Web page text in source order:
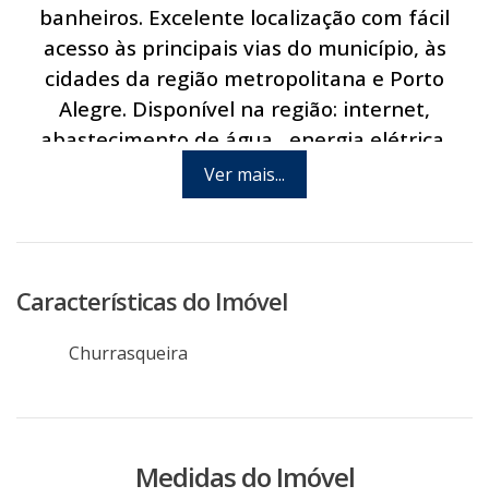
banheiros. Excelente localização com fácil
acesso às principais vias do município, às
cidades da região metropolitana e Porto
Alegre. Disponível na região: internet,
abastecimento de água , energia elétrica,
linha telefônica e linha de ônibus. Via pública
asfaltada. Agende hoje mesmo uma visita
Ver mais...
Características do Imóvel
Churrasqueira
Medidas do Imóvel